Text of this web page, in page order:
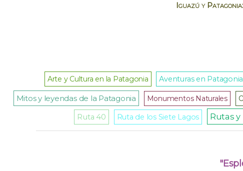
Iguazú y
Arte y Cultura en la Patagonia Aventuras en Patagonia
Mitos y leyendas de la Patagonia Monumentos Naturales
Ruta 40 Ruta de los Siete Lagos Rutas